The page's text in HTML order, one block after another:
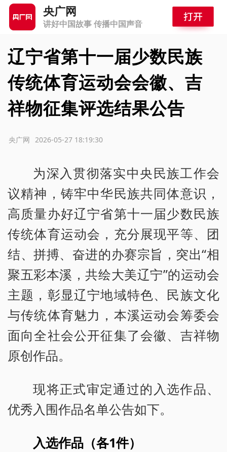
央广网
讲好中国故事 传播中国声音
辽宁省第十一届少数民族
传统体育运动会会徽、吉
祥物征集评选结果公告
2026-05-27 18:19:30
央广网
为深入贯彻落实中央民族工作会
议精神，铸牢中华民族共同体意识，
高质量办好辽宁省第十一届少数民族
传统体育运动会，充分展现平等、团
结、拼搏、奋进的办赛宗旨，突出“相
聚五彩本溪，共绘大美辽宁”的运动会
主题，彰显辽宁地域特色、民族文化
与传统体育魅力，本溪运动会筹委会
面向全社会公开征集了会徽、吉祥物
原创作品。
现将正式审定通过的入选作品、
优秀入围作品名单公告如下。
入选作品（各1件）